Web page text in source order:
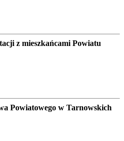
z mieszkańcami Powiatu
Powiatowego w Tarnowskich